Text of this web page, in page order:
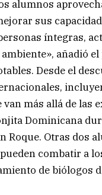
alumnos
sus
íntegras,
añadió
Desde el
más allá de las
Dominicana
Roque. Otras dos
combatir a
de biólogos